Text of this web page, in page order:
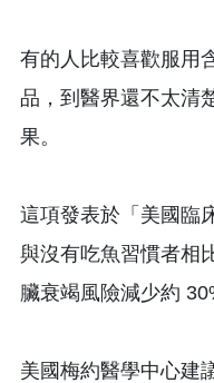
有的人比較喜歡服用
品，到醫界還不太清
果。
這項發表於「美國臨
與沒有吃魚習慣者相
臟衰竭風險減少約
美國梅約醫學中心建